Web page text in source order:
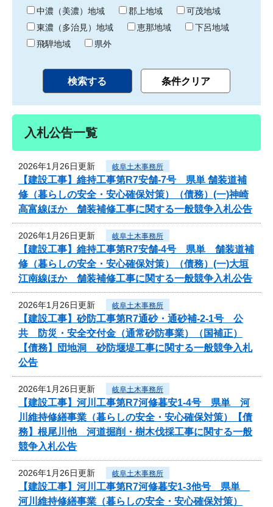
中濃（美濃）地域
郡上地域
可茂地域
東濃（多治見）地域
恵那地域
下呂地域
飛騨地域
県外
入札公告一覧
2026年1月26日更新 岐阜土木事務所
【建設工事】維持工事第R7安舗-7号 県単 舗装道補
修（暮らしの安全・安心確保対策）（債務）(一)神崎
高富線ほか 舗装補修工事に関する一般競争入札公告
2026年1月26日更新 岐阜土木事務所
【建設工事】維持工事第R7安舗-4号 県単 舗装道補
修（暮らしの安全・安心確保対策）（債務）(一)大垣
江南線ほか 舗装補修工事に関する一般競争入札公告
2026年1月26日更新 岐阜土木事務所
【建設工事】砂防工事第R7通砂・通砂補-2-1号 公
共 防災・安全交付金（通常砂防事業）（国補正）
【債務】団地洞 砂防堰堤工事に関する一般競争入札
公告
2026年1月26日更新 岐阜土木事務所
【建設工事】河川工事第R7河修暮安1-4号 県単 河
川維持修繕事業（暮らしの安全・安心確保対策）【債
務】根尾川他 河道掘削・樹木伐採工事に関する一般
競争入札公告
2026年1月26日更新 岐阜土木事務所
【建設工事】河川工事第R7河修暮安1-3他号 県単
河川維持修繕事業（暮らしの安全・安心確保対策）